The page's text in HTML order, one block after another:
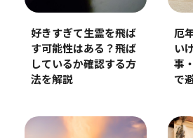
好きすぎて生霊を飛ば
す可能性はある？飛ば
しているか確認する方
法を解説
厄
い
事
で